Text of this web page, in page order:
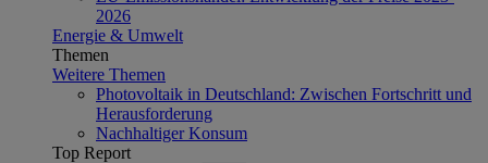
2026
Energie & Umwelt
Themen
Weitere Themen
Photovoltaik in Deutschland: Zwischen Fortschritt und
Herausforderung
Nachhaltiger Konsum
Top Report